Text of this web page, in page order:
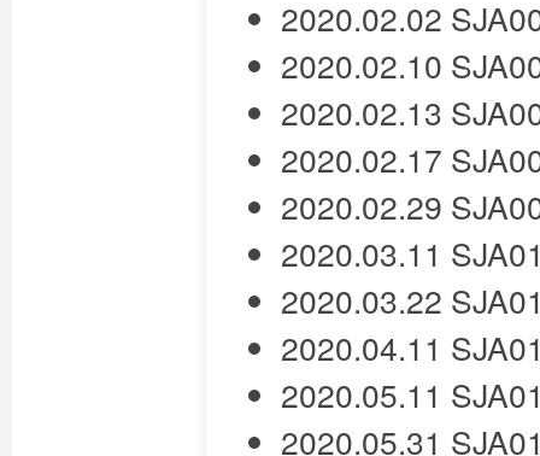
2020.02.02
2020.02.10
2020.02.13
2020.02.17
2020.02.29
2020.03.11
2020.03.22
2020.04.11
2020.05.11
2020.05.31